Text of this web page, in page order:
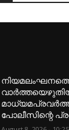
പോലീസിന്റെ